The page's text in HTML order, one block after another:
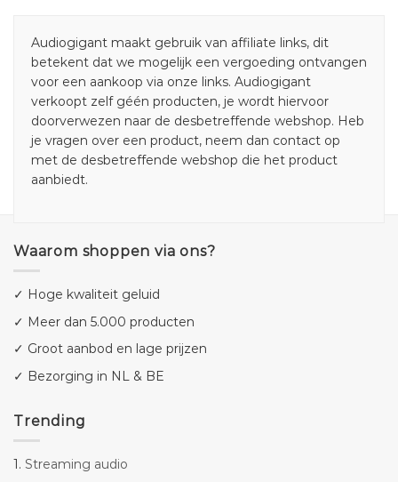
Audiogigant maakt gebruik van affiliate links, dit
betekent dat we mogelijk een vergoeding ontvangen
voor een aankoop via onze links. Audiogigant
verkoopt zelf géén producten, je wordt hiervoor
doorverwezen naar de desbetreffende webshop. Heb
je vragen over een product, neem dan contact op
met de desbetreffende webshop die het product
aanbiedt.
Waarom shoppen via ons?
✓ Hoge kwaliteit geluid
✓ Meer dan 5.000 producten
✓ Groot aanbod en lage prijzen
✓ Bezorging in NL & BE
Trending
1. Streaming audio